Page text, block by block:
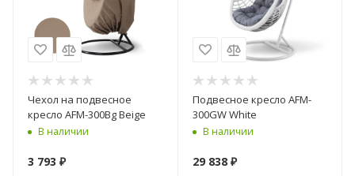
Чехол на подвесное
кресло AFM-300Bg Beige
В наличии
3 793 ₽
Подвесное кресло AFM-
300GW White
В наличии
29 838₽